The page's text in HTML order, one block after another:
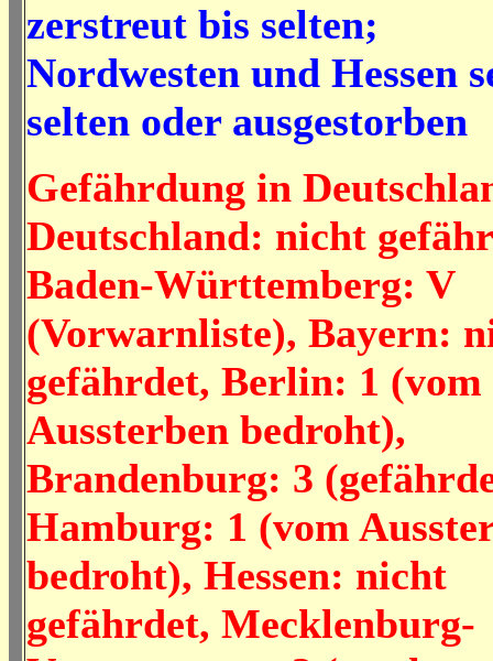
zerstreut bis selten;
Nordwesten und Hessen
selten oder ausgestorben
Gefährdung in
Deutschland: nicht
Baden-Württemberg: V
(Vorwarnliste), Bayern:
gefährdet, Berlin: 1 (vom
Aussterben bedroht),
Brandenburg: 3
Hamburg: 1 (vom
bedroht), Hessen: nicht
gefährdet, Mecklenburg-